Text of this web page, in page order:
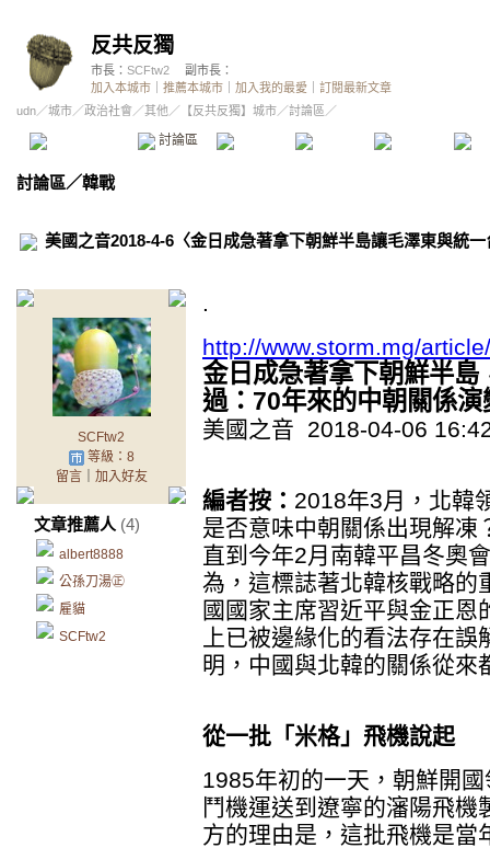
反共反獨
市長： SCFtw2
副市長：
加入本城市
推薦本城市 加入我的最愛
訂閱最新文章
udn／城市／政治社會 ／其他 ／ 【反共反獨】城市／討論區／
討論區 精華區 投票區 影像館
討論區／韓戰
美國之音2018-4-6〈金日成急著拿下朝鮮半島讓毛澤東與統
SCFtw2
等級：8
留言｜ 加入好友
文章推薦人 (4)
albert8888
公孫刀湯㊣
雇貓
SCFtw2
.
http://www.storm.mg/
金日成急著拿下朝鮮半
過：70年來的中朝關係演
美國之音 2018-04-06
編者按： 2018年3月，北韓
是否意味中朝關係出現解凍
直到今年2月南韓平昌冬奧
為，這標誌著北韓核戰略的
國國家主席習近平與金正
上已被邊緣化的看法存在
明，中國與北韓的關係從
從一批「米格」飛機說起
1985年初的一天，朝鮮開
鬥機運送到遼寧的瀋陽飛
方的理由是，這批飛機是當